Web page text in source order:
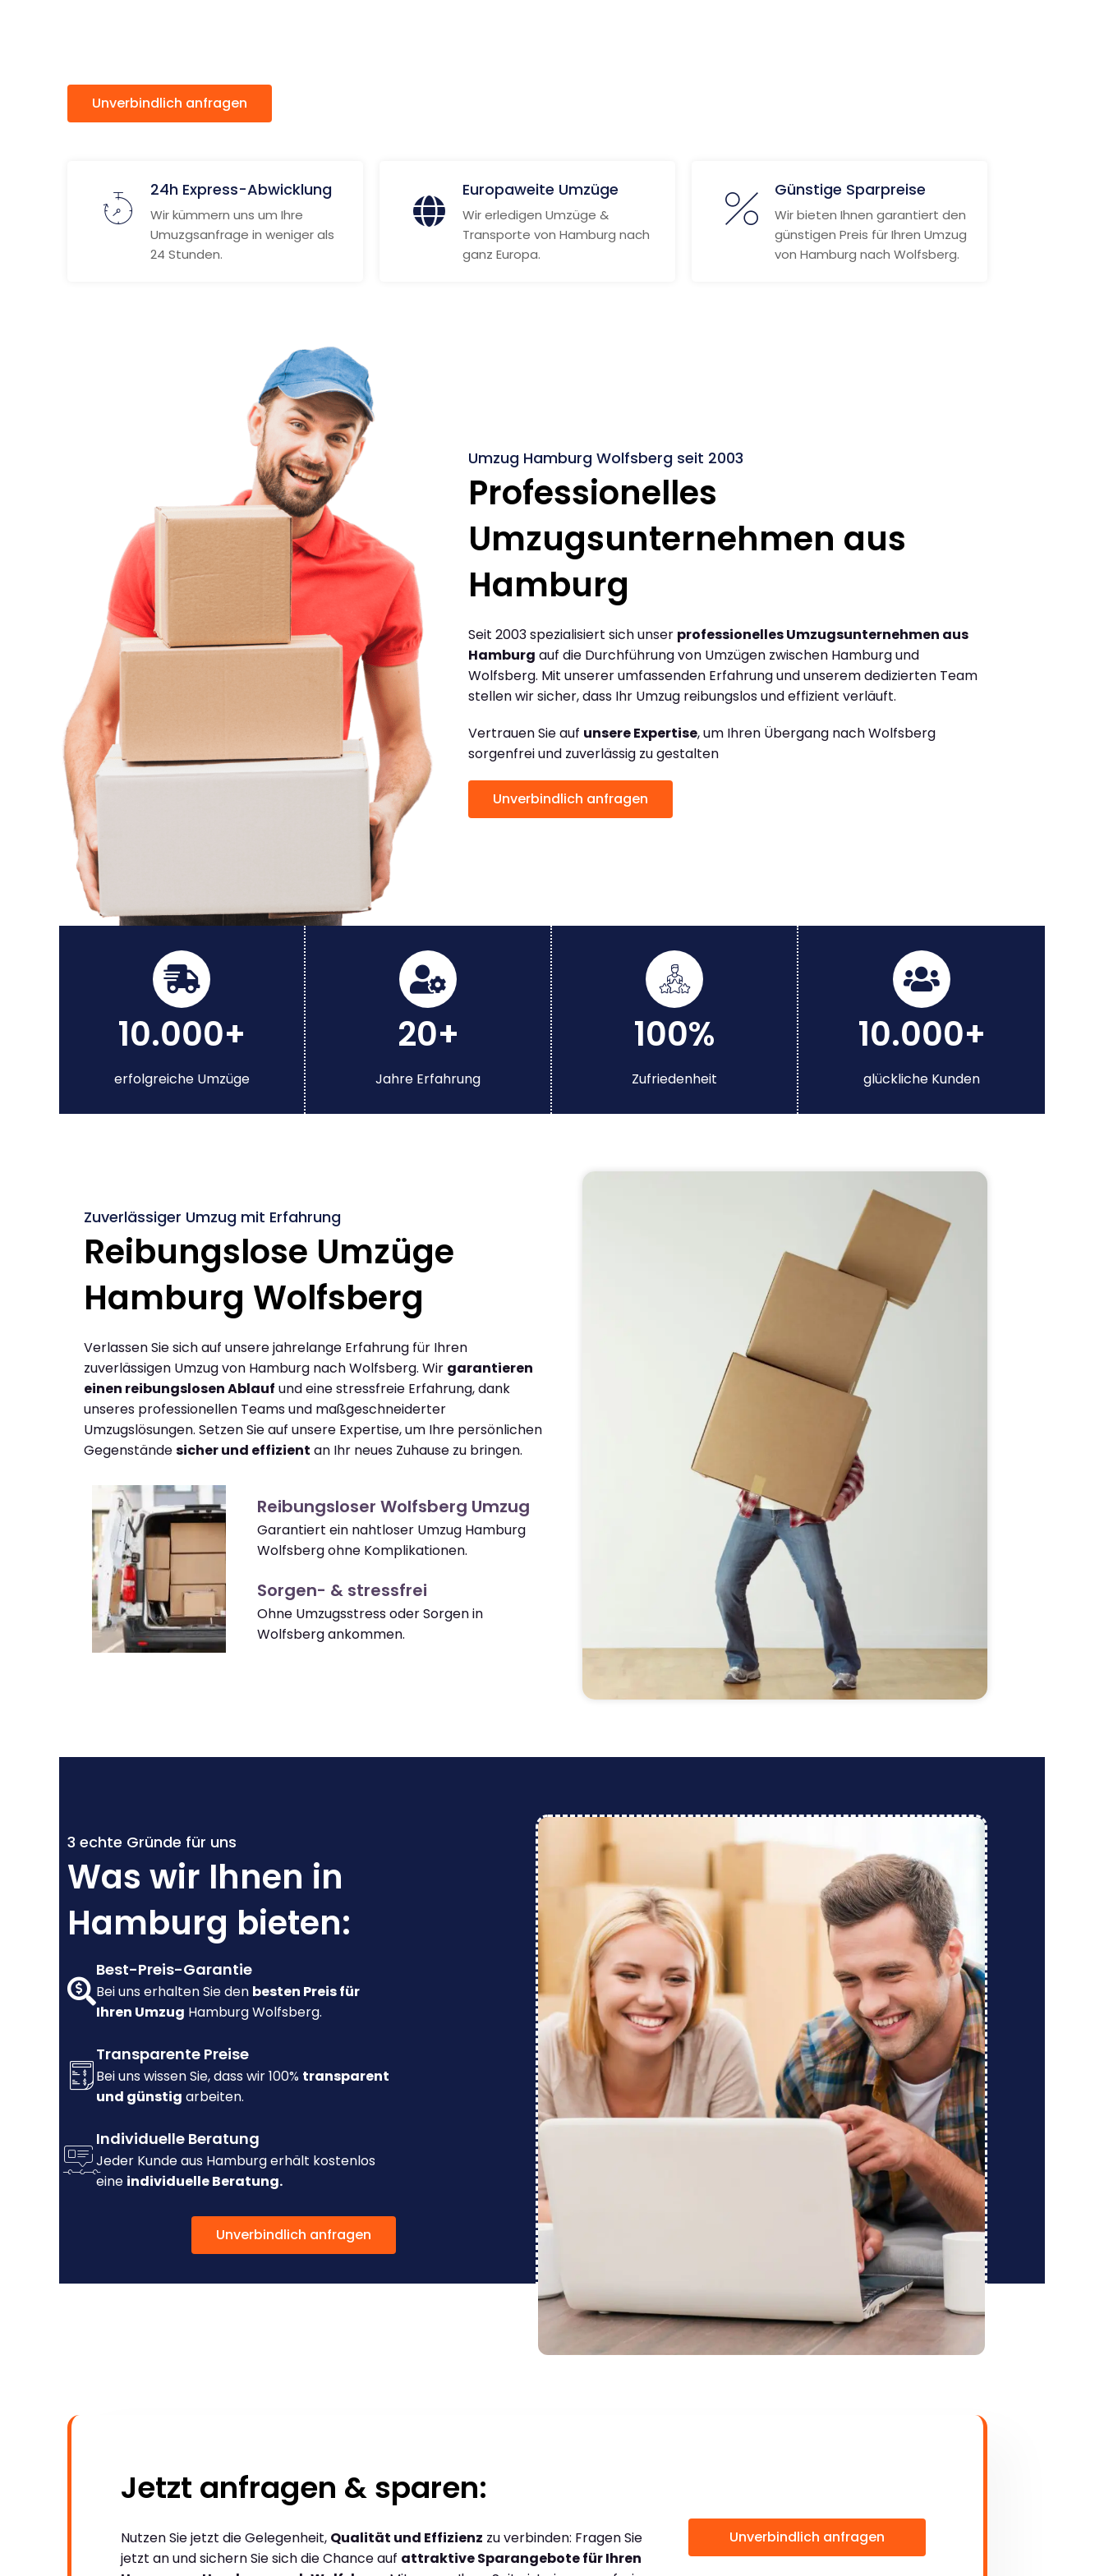
Unverbindlich anfragen
24h Express-Abwicklung
Wir kümmern uns um Ihre
Umuzgsanfrage in weniger als
24 Stunden.
Europaweite Umzüge
Wir erledigen Umzüge &
Transporte von Hamburg nach
ganz Europa.
Günstige Sparpreise
Wir bieten Ihnen garantiert den
günstigen Preis für Ihren Umzug
von Hamburg nach Wolfsberg.
Umzug Hamburg Wolfsberg seit 2003
Professionelles
Umzugsunternehmen aus
Hamburg
Seit 2003 spezialisiert sich unser professionelles Umzugsunternehmen aus
Hamburg auf die Durchführung von Umzügen zwischen Hamburg und
Wolfsberg. Mit unserer umfassenden Erfahrung und unserem dedizierten Team
stellen wir sicher, dass Ihr Umzug reibungslos und effizient verläuft.
Vertrauen Sie auf unsere Expertise, um Ihren Übergang nach Wolfsberg
sorgenfrei und zuverlässig zu gestalten
Unverbindlich anfragen
10.000+
erfolgreiche Umzüge
20+
Jahre Erfahrung
100%
Zufriedenheit
10.000+
glückliche Kunden
Zuverlässiger Umzug mit Erfahrung
Reibungslose Umzüge
Hamburg Wolfsberg
Verlassen Sie sich auf unsere jahrelange Erfahrung für Ihren
zuverlässigen Umzug von Hamburg nach Wolfsberg. Wir garantieren
einen reibungslosen Ablauf und eine stressfreie Erfahrung, dank
unseres professionellen Teams und maßgeschneiderter
Umzugslösungen. Setzen Sie auf unsere Expertise, um Ihre persönlichen
Gegenständesicher und effizient an Ihr neues Zuhause zu bringen.
Reibungsloser Wolfsberg Umzug
Garantiert ein nahtloser Umzug Hamburg
Wolfsberg ohne Komplikationen.
Sorgen- & stressfrei
Ohne Umzugsstress oder Sorgen in
Wolfsberg ankommen.
3 echte Gründe für uns
Was wir Ihnen in
Hamburg bieten:
Best-Preis-Garantie
Bei uns erhalten Sie den besten Preis für
Ihren Umzug Hamburg Wolfsberg.
Transparente Preise
Bei uns wissen Sie, dass wir 100% transparent
und günstig arbeiten.
Individuelle Beratung
Jeder Kunde aus Hamburg erhält kostenlos
eine individuelle Beratung.
Unverbindlich anfragen
Jetzt anfragen & sparen:
Nutzen Sie jetzt die Gelegenheit, Qualität und Effizienz zu verbinden: Fragen Sie
jetzt an und sichern Sie sich die Chance auf attraktive Sparangebote für Ihren
Unverbindlich anfragen